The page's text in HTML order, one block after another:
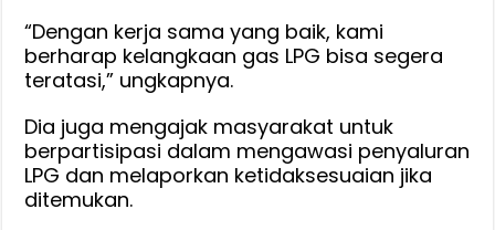
“Dengan kerja sama yang baik, kami
berharap kelangkaan gas LPG bisa segera
teratasi,” ungkapnya.
Dia juga mengajak masyarakat untuk
berpartisipasi dalam mengawasi penyaluran
LPG dan melaporkan ketidaksesuaian jika
ditemukan.